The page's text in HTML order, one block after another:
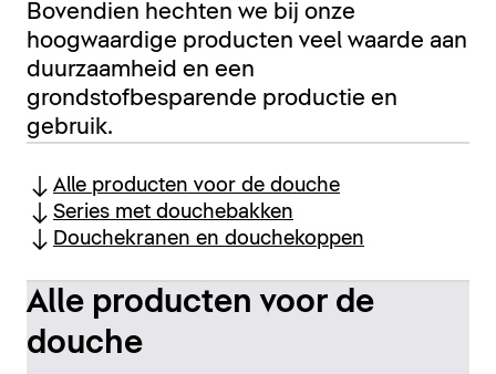
Bovendien hechten we bij onze
hoogwaardige producten veel waarde aan
duurzaamheid en een
grondstofbesparende productie en
gebruik.
Alle producten voor de douche
Series met douchebakken
Douchekranen en douchekoppen
Alle producten voor de
douche